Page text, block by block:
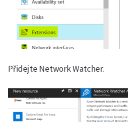
Přidejte Network Watcher.